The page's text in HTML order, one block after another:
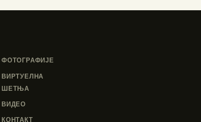
ФОТОГРАФИЈЕ
ВИРТУЕЛНА
ШЕТЊА
ВИДЕО
КОНТАКТ